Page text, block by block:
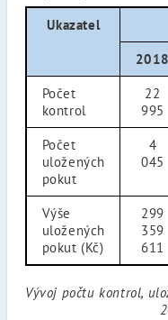
Ukazatel
2018
Počet
kontrol
22
995
Počet
uložených
pokut
4
045
Výše
uložených
pokut (Kč)
299
359
611
Vývoj počtu kontrol,